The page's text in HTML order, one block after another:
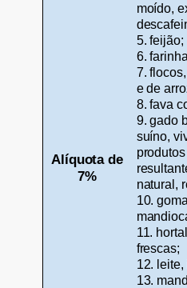
Alíquota de
7%
moído,
5. feijão;
6.
7.
e de
8. fava
9. gado
suíno,
natural,
10.
11.
frescas;
12.
13.